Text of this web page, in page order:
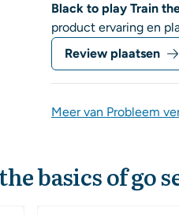
Black to play Train
product ervaring en
Review plaatsen
Meer van Probleem
basics of go